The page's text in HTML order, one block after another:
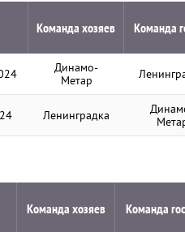
Команда хозяев Команда
Динамо-
Метар
Ленинградка
Команда хозяев Команда